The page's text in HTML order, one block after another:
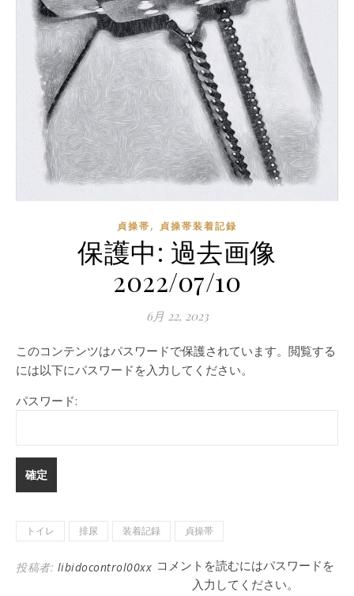
貞操帯, 貞操帯装着記録
保護中: 過去画像
2022/07/10
6月 22, 2023
このコンテンツはパスワードで保護されています。閲覧する
には以下にパスワードを入力してください。
パスワード:
トイレ 排尿 装着記録 貞操帯
投稿者: libidocontrol00xx コメントを読むにはパスワードを
入力してください。